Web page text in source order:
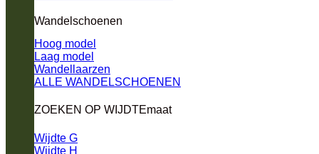
Wandelschoenen
Hoog model
Laag model
Wandellaarzen
ALLE WANDELSCHOENEN
ZOEKEN OP WIJDTEmaat
Wijdte G
Wijdte H